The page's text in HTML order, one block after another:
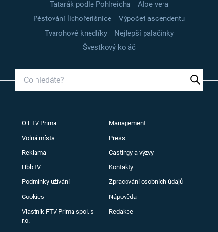
Tatarák podle Pohlreicha
Aloe vera
Pěstování lichořeřišnice
Výpočet ascendentu
Tvarohové knedlíky
Nejlepší palačinky
Švestkový koláč
O FTV Prima Management
Volná místa Press
Reklama Castingy a výzvy
HbbTV Kontakty
Podmínky užívání Zpracování osobních údajů
Cookies Nápověda
Vlastník FTV Prima spol. s
r.o.
Redakce